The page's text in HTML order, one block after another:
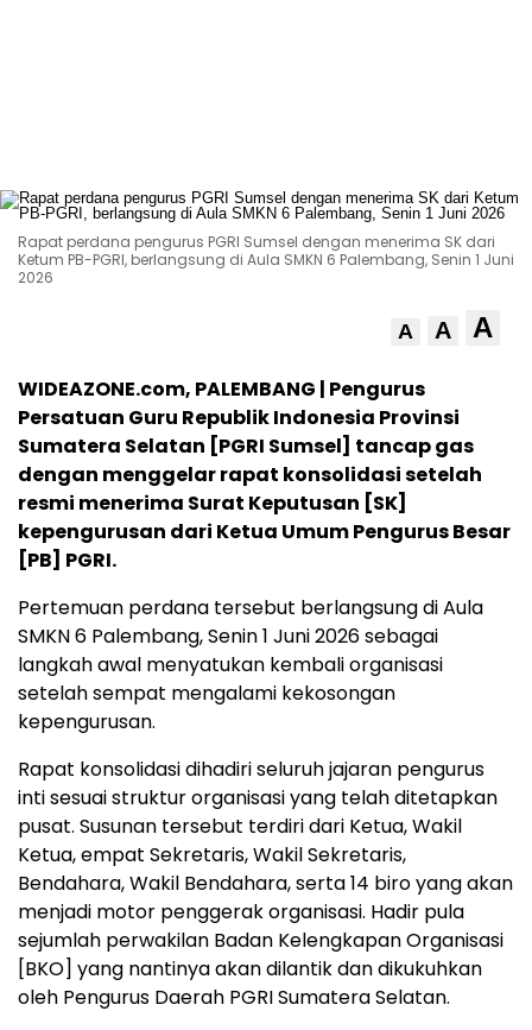
Rapat perdana pengurus PGRI Sumsel dengan menerima SK dari
Ketum PB-PGRI, berlangsung di Aula SMKN 6 Palembang, Senin 1 Juni
2026
A A A
WIDEAZONE.com, PALEMBANG | Pengurus
Persatuan Guru Republik Indonesia Provinsi
Sumatera Selatan [PGRI Sumsel] tancap gas
dengan menggelar rapat konsolidasi setelah
resmi menerima Surat Keputusan [SK]
kepengurusan dari Ketua Umum Pengurus Besar
[PB] PGRI.
Pertemuan perdana tersebut berlangsung di Aula
SMKN 6 Palembang, Senin 1 Juni 2026 sebagai
langkah awal menyatukan kembali organisasi
setelah sempat mengalami kekosongan
kepengurusan.
Rapat konsolidasi dihadiri seluruh jajaran pengurus
inti sesuai struktur organisasi yang telah ditetapkan
pusat. Susunan tersebut terdiri dari Ketua, Wakil
Ketua, empat Sekretaris, Wakil Sekretaris,
Bendahara, Wakil Bendahara, serta 14 biro yang akan
menjadi motor penggerak organisasi. Hadir pula
sejumlah perwakilan Badan Kelengkapan Organisasi
[BKO] yang nantinya akan dilantik dan dikukuhkan
oleh Pengurus Daerah PGRI Sumatera Selatan.